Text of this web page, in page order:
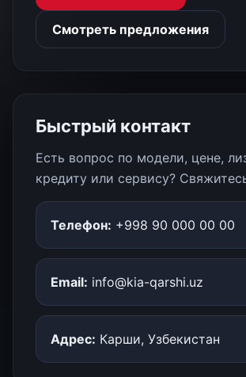
Смотреть предложения
Быстрый контакт
Есть вопрос по модели, цене,
кредиту или сервису?
Телефон: +998 90 000 00 00
Email: info@kia-qarshi.uz
Адрес: Карши, Узбекистан